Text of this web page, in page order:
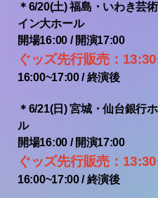
＊6/20(土) 福島・いわき芸
イン大ホール
開場16:00 / 開演17:00
ぐッズ先行販売：
16:00~17:00 / 終演後
＊6/21(日) 宮城・仙台銀行
ル
開場16:00 / 開演17:00
ぐッズ先行販売：
16:00~17:00 / 終演後